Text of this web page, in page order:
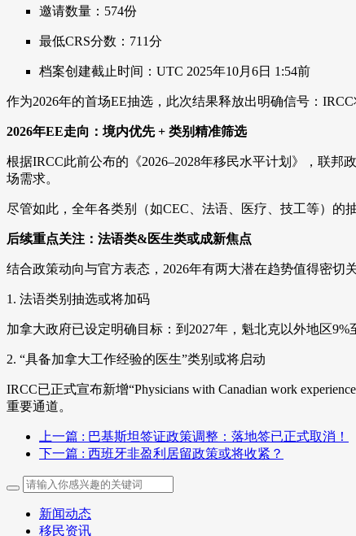
邀请数量：574份
最低CRS分数：711分
档案创建截止时间：UTC 2025年10月6日 1:54前
作为2026年的首场EE抽选，此次结果释放出明确信号：
2026年EE走向：境内优先 + 类别精准筛选
根据IRCC此前公布的《2026–2028年移民水平计划》，联
场需求。
尽管如此，全年各类别（如CEC、法语、医疗、技工等）的
后续重点关注：法语类&医生类或成新焦点
结合政策动向与官方表态，2026年有两大潜在趋势值得密切关
1. 法语类别抽选或将加码
加拿大政府已设定明确目标：到2027年，魁北克以外地区
2. “具备加拿大工作经验的医生”类别或将启动
IRCC已正式宣布新增“Physicians with Canadian work
重要通道。
上一篇 : 巴基斯坦签证政策调整：落地签已正式取消！
下一篇 : 西班牙非盈利居留政策或将收紧？
新闻动态
移民资讯